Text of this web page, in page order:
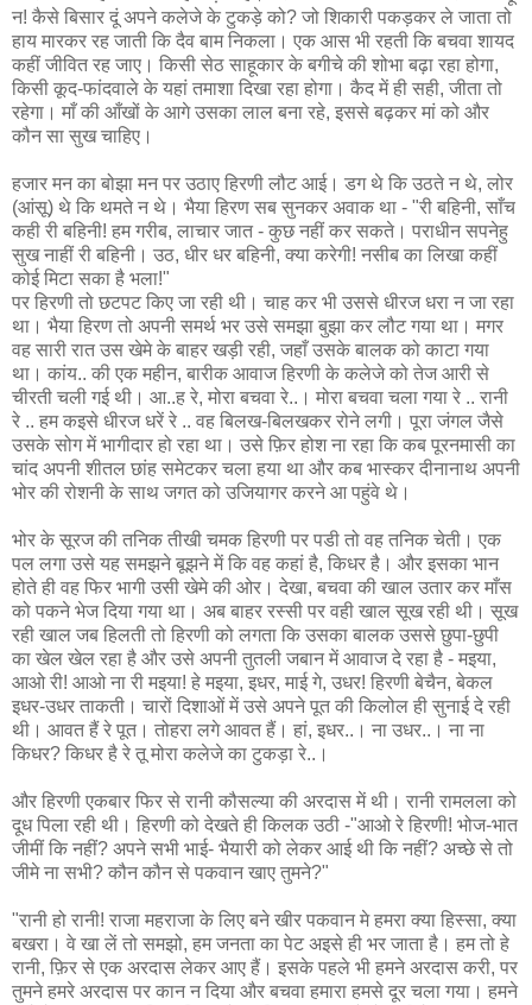
न! कैसे बिसार दूं अपने कलेजे के टुकड़े को? जो शिकारी पकड़कर ले जाता तो
हाय मारकर रह जाती कि दैव बाम निकला। एक आस भी रहती कि बचवा शायद
कहीं जीवित रह जाए। किसी सेठ साहूकार के बगीचे की शोभा बढ़ा रहा होगा,
किसी कूद-फांदवाले के यहां तमाशा दिखा रहा होगा। कैद में ही सही, जीता तो
रहेगा। माँ की आँखों के आगे उसका लाल बना रहे, इससे बढ़कर मां को और
कौन सा सुख चाहिए।
हजार मन का बोझा मन पर उठाए हिरणी लौट आई। डग थे कि उठते न थे, लोर
(आंसू) थे कि थमते न थे। भैया हिरण सब सुनकर अवाक था - "री बहिनी, साँच
कही री बहिनी! हम गरीब, लाचार जात - कुछ नहीं कर सकते। पराधीन सपनेहु
सुख नाहीं री बहिनी। उठ, धीर धर बहिनी, क्या करेगी! नसीब का लिखा कहीं
कोई मिटा सका है भला!"
पर हिरणी तो छटपट किए जा रही थी। चाह कर भी उससे धीरज धरा न जा रहा
था। भैया हिरण तो अपनी समर्थ भर उसे समझा बुझा कर लौट गया था। मगर
वह सारी रात उस खेमे के बाहर खड़ी रही, जहाँ उसके बालक को काटा गया
था। कांय.. की एक महीन, बारीक आवाज हिरणी के कलेजे को तेज आरी से
चीरती चली गई थी। आ..ह रे, मोरा बचवा रे..। मोरा बचवा चला गया रे .. रानी
रे .. हम कइसे धीरज धरें रे .. वह बिलख-बिलखकर रोने लगी। पूरा जंगल जैसे
उसके सोग में भागीदार हो रहा था। उसे फ़िर होश ना रहा कि कब पूरनमासी का
चांद अपनी शीतल छांह समेटकर चला हया था और कब भास्कर दीनानाथ अपनी
भोर की रोशनी के साथ जगत को उजियागर करने आ पहुंवे थे।
भोर के सूरज की तनिक तीखी चमक हिरणी पर पडी तो वह तनिक चेती। एक
पल लगा उसे यह समझने बूझने में कि वह कहां है, किधर है। और इसका भान
होते ही वह फिर भागी उसी खेमे की ओर। देखा, बचवा की खाल उतार कर माँस
को पकने भेज दिया गया था। अब बाहर रस्सी पर वही खाल सूख रही थी। सूख
रही खाल जब हिलती तो हिरणी को लगता कि उसका बालक उससे छुपा-छुपी
का खेल खेल रहा है और उसे अपनी तुतली जबान में आवाज दे रहा है - मइया,
आओ री! आओ ना री मइया! हे मइया, इधर, माई गे, उधर! हिरणी बेचैन, बेकल
इधर-उधर ताकती। चारों दिशाओं में उसे अपने पूत की किलोल ही सुनाई दे रही
थी। आवत हैं रे पूत। तोहरा लगे आवत हैं। हां, इधर..। ना उधर..। ना ना
किधर? किधर है रे तू मोरा कलेजे का टुकड़ा रे..।
और हिरणी एकबार फिर से रानी कौसल्या की अरदास में थी। रानी रामलला को
दूध पिला रही थी। हिरणी को देखते ही किलक उठी -"आओ रे हिरणी! भोज-भात
जीमीं कि नहीं? अपने सभी भाई- भैयारी को लेकर आई थी कि नहीं? अच्छे से तो
जीमे ना सभी? कौन कौन से पकवान खाए तुमने?"
"रानी हो रानी! राजा महराजा के लिए बने खीर पकवान मे हमरा क्या हिस्सा, क्या
बखरा। वे खा लें तो समझो, हम जनता का पेट अइसे ही भर जाता है। हम तो हे
रानी, फ़िर से एक अरदास लेकर आए हैं। इसके पहले भी हमने अरदास करी, पर
तुमने हमरे अरदास पर कान न दिया और बचवा हमारा हमसे दूर चला गया। हमने